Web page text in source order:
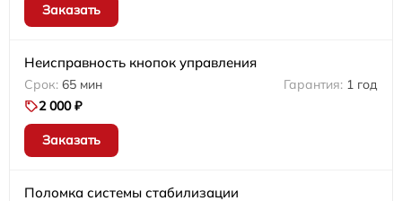
Заказать
Неисправность кнопок управления
65 мин
1 год
2 000 ₽
Заказать
Поломка системы стабилизации